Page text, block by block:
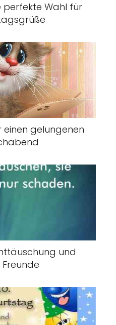
perfekte Wahl für
einen gelungenen
und